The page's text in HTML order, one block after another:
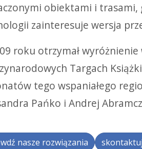
obiektami i trasami,
zainteresuje wersja
roku otrzymał wyróżnienie
Targach
tego wspaniałego
Pańko i Andrej
nasze rozwiązania